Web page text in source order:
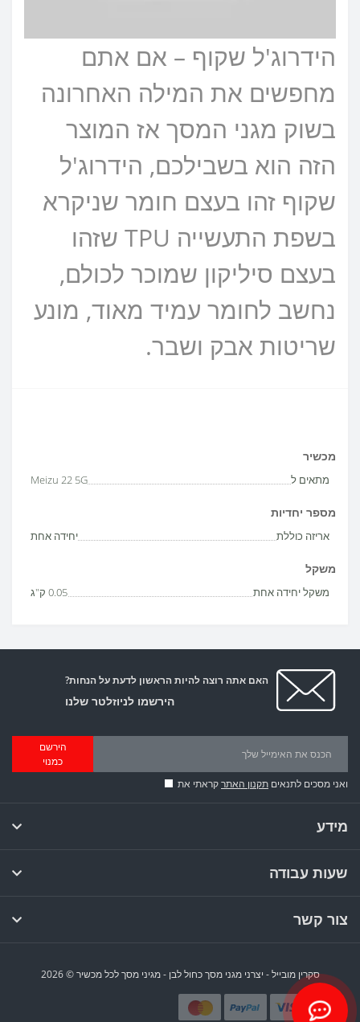
הידרוג'ל שקוף – אם אתם
מחפשים את המילה האחרונה
בשוק מגני המסך אז המוצר
הזה הוא בשבילכם, הידרוג'ל
שקוף זהו בעצם חומר שניקרא
בשפת התעשייה TPU שזהו
בעצם סיליקון שמוכר לכולם,
נחשב לחומר עמיד מאוד, מונע
שריטות אבק ושבר.
מכשיר
מתאים ל Meizu 22 5G
מספר יחדיות
אריזה כוללת יחידה אחת
משקל
משקל יחידה אחת 0.05 ק"ג
האם אתה רוצה להיות הראשון לדעת על הנחות?
הירשמו לניוזלטר שלנו
הירשם
כמנוי
ואני מסכים לתנאים תקנון האתרקראתי את
מידע
שעות עבודה
צור קשר
סקרין מובייל - יצרני מגני מסך כחול לבן - מגיני מסך לכל מכשיר © 2026